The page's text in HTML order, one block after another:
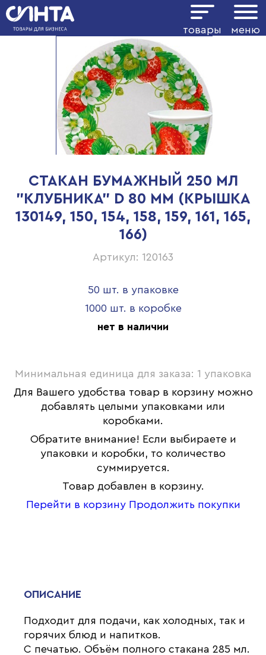
товары меню
СТАКАН БУМАЖНЫЙ 250 МЛ
"КЛУБНИКА" D 80 ММ (КРЫШКА
130149, 150, 154, 158, 159, 161, 165,
166)
Артикул: 120163
50 шт. в упаковке
1000 шт. в коробке
нет в наличии
Минимальная единица для заказа: 1 упаковка
Для Вашего удобства товар в корзину можно
добавлять целыми упаковками или
коробками.
Обратите внимание! Если выбираете и
упаковки и коробки, то количество
суммируется.
Товар добавлен в корзину.
Перейти в корзину Продолжить покупки
ОПИСАНИЕ
Подходит для подачи, как холодных, так и
горячих блюд и напитков.
С печатью. Объём полного стакана 285 мл.